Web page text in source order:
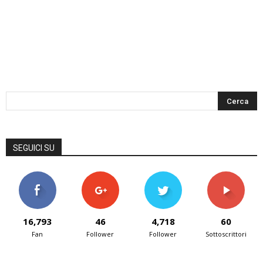
SEGUICI SU
16,793
Fan
46
Follower
4,718
Follower
60
Sottoscrittori